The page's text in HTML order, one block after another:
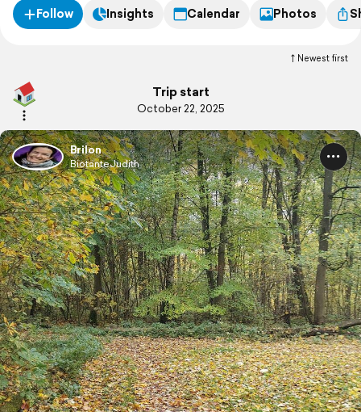
Follow Insights Calendar Photos
Newest first
Trip start
October 22, 2025
Brilon
BiotanteJudith